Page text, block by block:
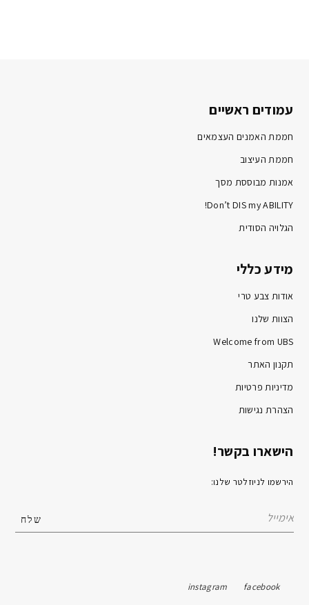
עמודים ראשיים
חממת האמנים העצמאים
חממת העיצוב
אמנות מבוססת מסך
Don’t DIS my ABILITY!
הגלויה הסודית
מידע כללי
אודות צבע טרי
הצוות שלנו
Welcome from UBS
תקנון האתר
מדיניות פרטיות
הצהרת נגישות
הישארו בקשר!
הירשמו לניוזלטר שלנו:
facebook
instagram